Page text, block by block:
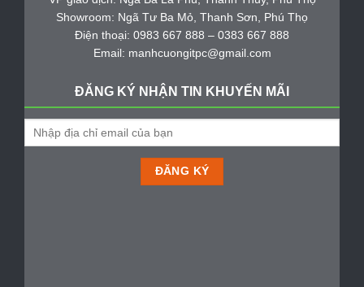
Showroom: Ngã Tư Ba Mỏ, Thanh Sơn, Phú Thọ
Điện thoại: 0983 667 888 – 0383 667 888
Email: manhcuongitpc@gmail.com
ĐĂNG KÝ NHẬN TIN KHUYẾN MÃI